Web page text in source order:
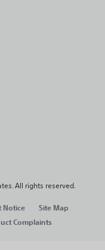
All rights reserved.
Notice
Site Map
Complaints